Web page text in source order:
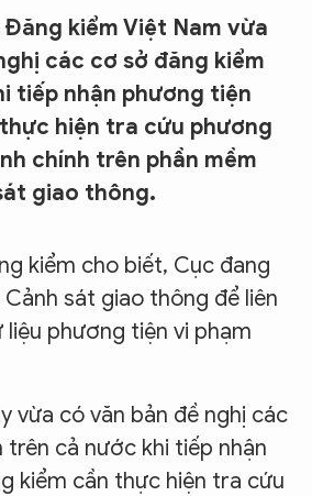
Đăng kiểm Việt Nam vừa
các cơ sở đăng kiểm
tiếp nhận phương tiện
hiện tra cứu phương
chính trên phần mềm
giao thông.
kiểm cho biết, Cục đang
sát giao thông để liên
phương tiện vi phạm
vừa có văn bản đề nghị các
cả nước khi tiếp nhận
kiểm cần thực hiện tra cứu